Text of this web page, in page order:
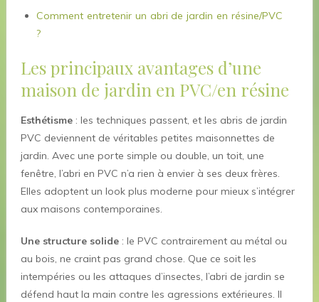
Comment entretenir un abri de jardin en résine/PVC
?
Les principaux avantages d’une
maison de jardin en PVC/en résine
Esthétisme: les techniques passent, et les abris de jardin
PVC deviennent de véritables petites maisonnettes de
jardin. Avec une porte simple ou double, un toit, une
fenêtre, l’abri en PVC n’a rien à envier à ses deux frères.
Elles adoptent un look plus moderne pour mieux s’intégrer
aux maisons contemporaines.
Une structure solide: le PVC contrairement au métal ou
au bois, ne craint pas grand chose. Que ce soit les
intempéries ou les attaques d’insectes, l’abri de jardin se
défend haut la main contre les agressions extérieures. Il